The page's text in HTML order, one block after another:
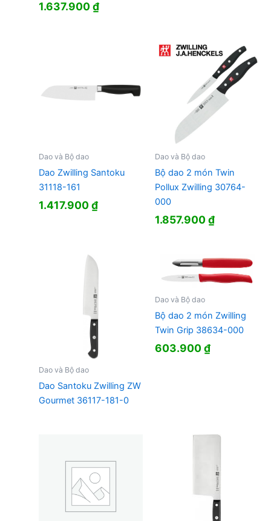
1.637.900₫
Dao và Bộ dao
Dao Zwilling Santoku
31118-161
1.417.900₫
Dao và Bộ dao
Bộ dao 2 món Twin
Pollux Zwilling 30764-
000
1.857.900₫
Dao và Bộ dao
Dao Santoku Zwilling ZW
Gourmet 36117-181-0
Dao và Bộ dao
Bộ dao 2 món Zwilling
Twin Grip 38634-000
603.900₫